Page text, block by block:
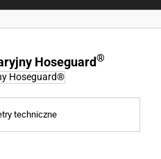
Hoseguard®
techniczne